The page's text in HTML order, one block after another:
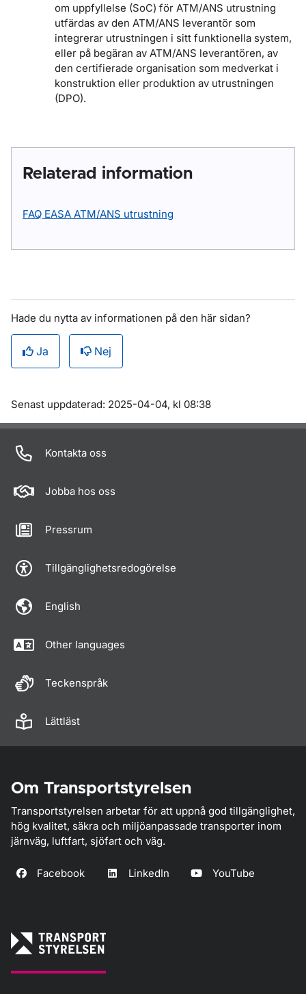
om uppfyllelse (SoC) för ATM/ANS utrustning
utfärdas av den ATM/ANS leverantör som
integrerar utrustningen i sitt funktionella system,
eller på begäran av ATM/ANS leverantören, av
den certifierade organisation som medverkat i
konstruktion eller produktion av utrustningen
(DPO).
Relaterad information
FAQ EASA ATM/ANS utrustning
Hade du nytta av informationen på den här sidan?
Ja Nej
Om sidan
Senast uppdaterad: 2025-04-04, kl 08:38
Kontakta oss
Jobba hos oss
Pressrum
Tillgänglighetsredogörelse
English
Other languages
Teckenspråk
Lättläst
Om Transportstyrelsen
Transportstyrelsen arbetar för att uppnå god tillgänglighet,
hög kvalitet, säkra och miljöanpassade transporter inom
järnväg, luftfart, sjöfart och väg.
Facebook LinkedIn YouTube